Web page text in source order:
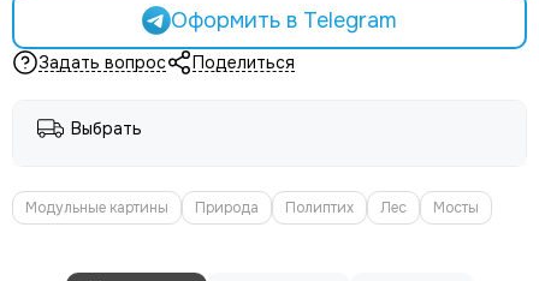
Оформить в Telegram
Задать вопрос Поделиться
Выбрать
Модульные картины Природа Полиптих Лес Мосты